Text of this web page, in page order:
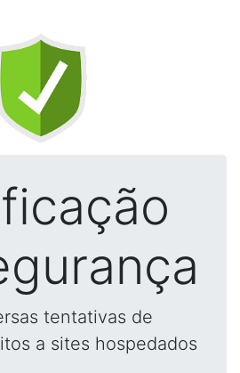
tentativas de
a sites hospedados